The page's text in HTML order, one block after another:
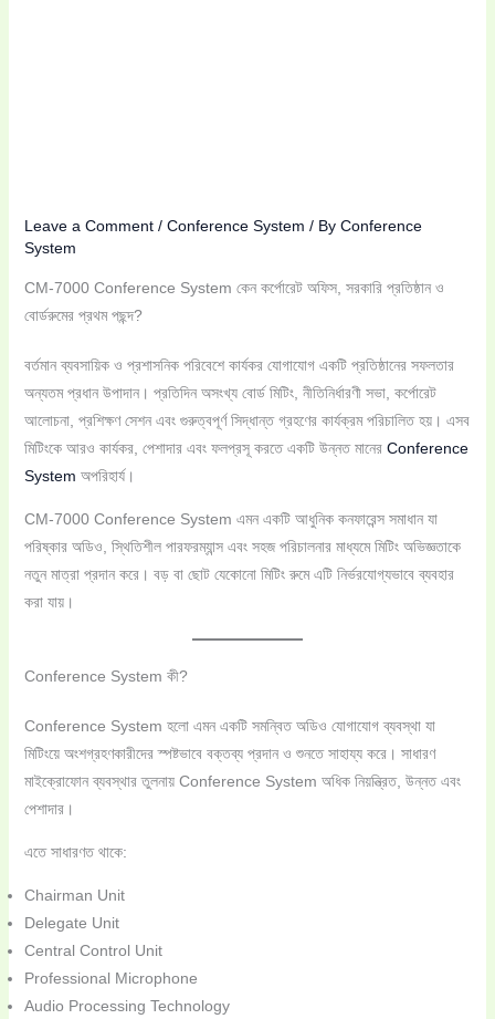
Leave a Comment / Conference System / By Conference
System
CM-7000 Conference System কেন কর্পোরেট অফিস, সরকারি প্রতিষ্ঠান ও
বোর্ডরুমের প্রথম পছন্দ?
বর্তমান ব্যবসায়িক ও প্রশাসনিক পরিবেশে কার্যকর যোগাযোগ একটি প্রতিষ্ঠানের সফলতার
অন্যতম প্রধান উপাদান। প্রতিদিন অসংখ্য বোর্ড মিটিং, নীতিনির্ধারণী সভা, কর্পোরেট
আলোচনা, প্রশিক্ষণ সেশন এবং গুরুত্বপূর্ণ সিদ্ধান্ত গ্রহণের কার্যক্রম পরিচালিত হয়। এসব
মিটিংকে আরও কার্যকর, পেশাদার এবং ফলপ্রসূ করতে একটি উন্নত মানের Conference
System অপরিহার্য।
CM-7000 Conference System এমন একটি আধুনিক কনফারেন্স সমাধান যা
পরিষ্কার অডিও, স্থিতিশীল পারফরম্যান্স এবং সহজ পরিচালনার মাধ্যমে মিটিং অভিজ্ঞতাকে
নতুন মাত্রা প্রদান করে। বড় বা ছোট যেকোনো মিটিং রুমে এটি নির্ভরযোগ্যভাবে ব্যবহার
করা যায়।
Conference System কী?
Conference System হলো এমন একটি সমন্বিত অডিও যোগাযোগ ব্যবস্থা যা
মিটিংয়ে অংশগ্রহণকারীদের স্পষ্টভাবে বক্তব্য প্রদান ও শুনতে সাহায্য করে। সাধারণ
মাইক্রোফোন ব্যবস্থার তুলনায় Conference System অধিক নিয়ন্ত্রিত, উন্নত এবং
পেশাদার।
এতে সাধারণত থাকে:
Chairman Unit
Delegate Unit
Central Control Unit
Professional Microphone
Audio Processing Technology